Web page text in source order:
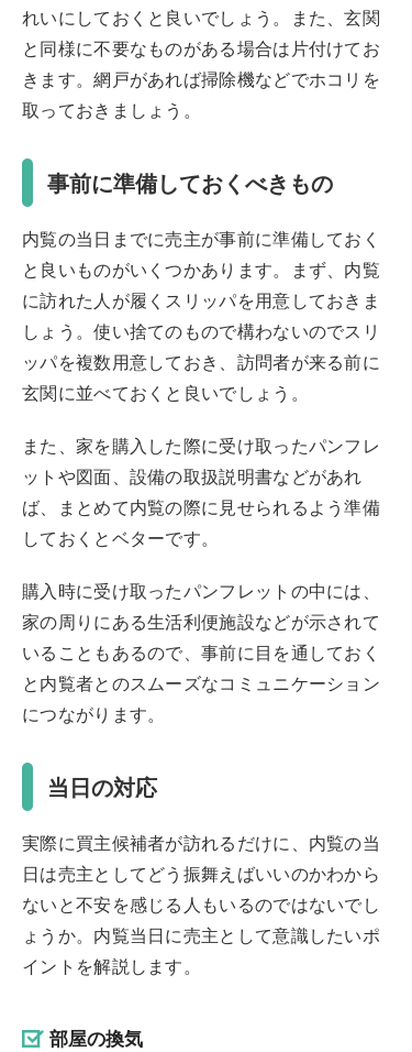
れいにしておくと良いでしょう。また、玄関
と同様に不要なものがある場合は片付けてお
きます。網戸があれば掃除機などでホコリを
取っておきましょう。
事前に準備しておくべきもの
内覧の当日までに売主が事前に準備しておく
と良いものがいくつかあります。まず、内覧
に訪れた人が履くスリッパを用意しておきま
しょう。使い捨てのもので構わないのでスリ
ッパを複数用意しておき、訪問者が来る前に
玄関に並べておくと良いでしょう。
また、家を購入した際に受け取ったパンフレ
ットや図面、設備の取扱説明書などがあれ
ば、まとめて内覧の際に見せられるよう準備
しておくとベターです。
購入時に受け取ったパンフレットの中には、
家の周りにある生活利便施設などが示されて
いることもあるので、事前に目を通しておく
と内覧者とのスムーズなコミュニケーション
につながります。
当日の対応
実際に買主候補者が訪れるだけに、内覧の当
日は売主としてどう振舞えばいいのかわから
ないと不安を感じる人もいるのではないでし
ょうか。内覧当日に売主として意識したいポ
イントを解説します。
部屋の換気